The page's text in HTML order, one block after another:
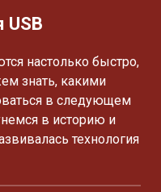
настолько быстро,
знать, какими
в следующем
в историю и
технология